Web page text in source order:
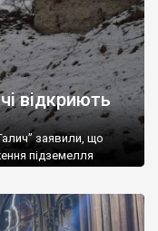
відкриють
заявили, що
підземелля
Галич”
сканування